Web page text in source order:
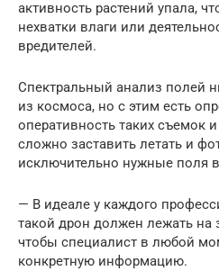
активность растений упала,
нехватки влаги или
вредителей.
Спектральный анализ полей
из космоса, но с этим есть
оперативность таких съемок
сложно заставить летать и
исключительно нужные поля
— В идеале у каждого
такой дрон должен лежать
чтобы специалист в любой
конкретную информацию.